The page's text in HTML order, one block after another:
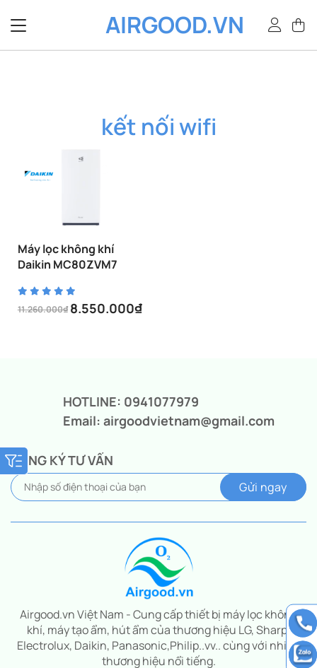
qua
dung
AIRGOOD.VN
kết nối wifi
Máy lọc không khí
Daikin MC80ZVM7
11.260.000₫ 8.550.000₫
HOTLINE: 0941077979
Email: airgoodvietnam@gmail.com
ĐĂNG KÝ TƯ VẤN
Airgood.vn Việt Nam - Cung cấp thiết bị máy lọc không
khí, máy tạo ẩm, hút ẩm của thương hiệu LG, Sharp,
Electrolux, Daikin, Panasonic,Philip..vv.. cùng với nhiều
thương hiệu nổi tiếng.